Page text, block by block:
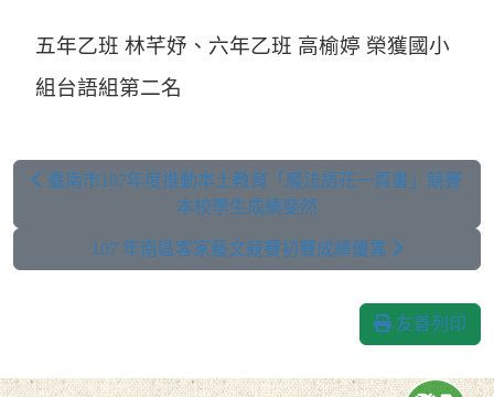
五年乙班 林芊妤、六年乙班 高榆婷 榮獲國小
組台語組第二名
臺南市107年度推動本土教育「魔法語花一頁書」競賽
本校學生成績斐然
107 年南區客家藝文競賽初賽成績優異
友善列印